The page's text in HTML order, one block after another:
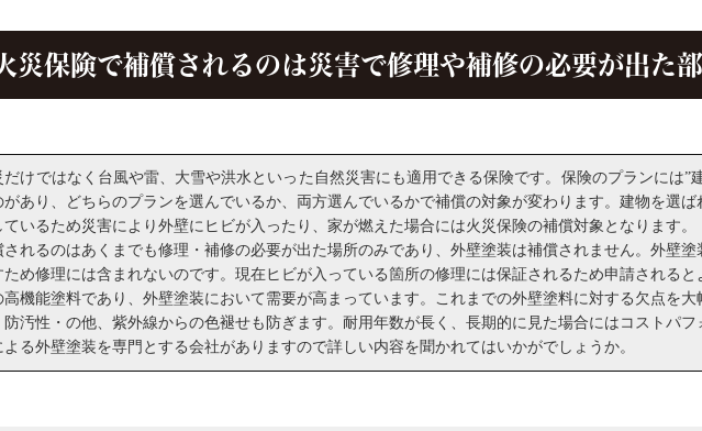
災保険で補償されるのは災害で修理や補修の必要が出た
だけではなく台風や雷、大雪や洪水といった自然災害にも適用できる保険です。保険のプランには”
あり、どちらのプランを選んでいるか、両方選んでいるかで補償の対象が変わります。建物を選
ているため災害により外壁にヒビが入ったり、家が燃えた場合には火災保険の補償対象となります。
されるのはあくまでも修理・補修の必要が出た場所のみであり、外壁塗装は補償されません。外壁
め修理には含まれないのです。現在ヒビが入っている箇所の修理には保証されるため申請されると
機能塗料であり、外壁塗装において需要が高まっています。これまでの外壁塗料に対する欠点を
汚性・の他、紫外線からの色褪せも防ぎます。耐用年数が長く、長期的に見た場合にはコストパフ
る外壁塗装を専門とする会社がありますので詳しい内容を聞かれてはいかがでしょうか。